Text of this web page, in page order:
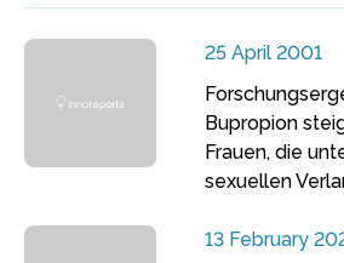
25 April 2001
Bupropion
Frauen, die
sexuellen
13 February